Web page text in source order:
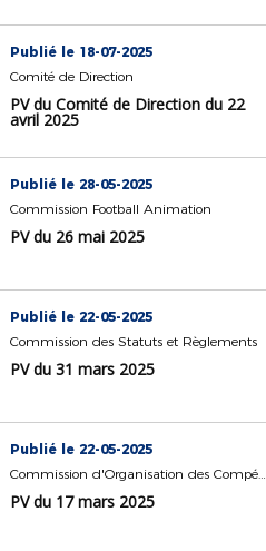
Publié le 18-07-2025
Comité de Direction
PV du Comité de Direction du 22
avril 2025
Publié le 28-05-2025
Commission Football Animation
PV du 26 mai 2025
Publié le 22-05-2025
Commission des Statuts et Règlements
PV du 31 mars 2025
Publié le 22-05-2025
Commission d'Organisation des Compétitions
PV du 17 mars 2025